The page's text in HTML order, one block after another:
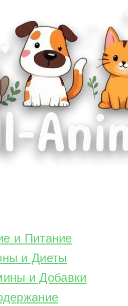
и Питание
и Диеты
и Добавки